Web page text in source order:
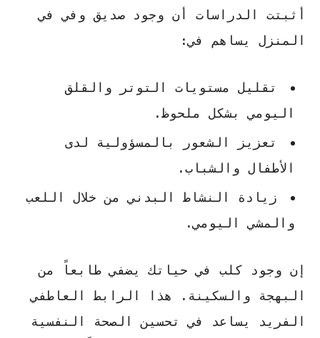
أثبتت الدراسات أن وجود صديق وفي في
المنزل يساهم في:
تقليل مستويات التوتر والقلق
اليومي بشكل ملحوظ.
تعزيز الشعور بالمسؤولية لدى
الأطفال والشباب.
زيادة النشاط البدني من خلال اللعب
والمشي اليومي.
إن وجود كلب في حياتك يضفي طابعاً من
البهجة والسكينة. هذا الرابط العاطفي
الفريد يساعد في تحسين الصحة النفسية